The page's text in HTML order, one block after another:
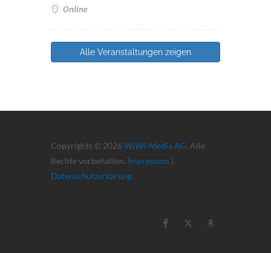
Online
Alle Veranstaltungen zeigen
Copyrights © 2026 WiWi-Media AG. Alle
Rechte vorbehalten. Impressum |
Datenschutzerkärung